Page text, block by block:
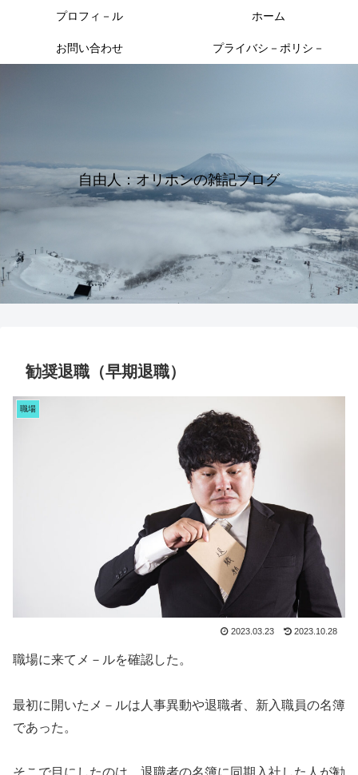
自由人：オリホンの雑記ブログ
プロフィ－ル ホーム
お問い合わせ プライバシ－ポリシ－
勧奨退職（早期退職）
職場
2023.03.23 2023.10.28
職場に来てメ－ルを確認した。
最初に開いたメ－ルは人事異動や退職者、新入職員の名簿
であった。